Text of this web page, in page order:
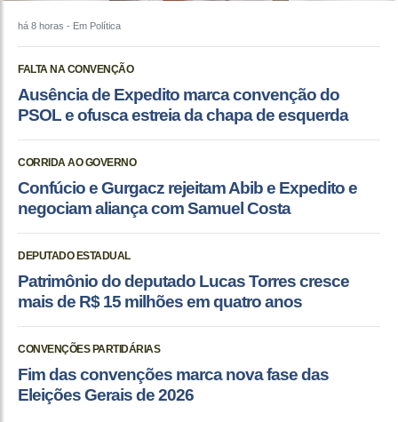
há 8 horas - Em Política
FALTA NA CONVENÇÃO
Ausência de Expedito marca convenção do
PSOL e ofusca estreia da chapa de esquerda
CORRIDA AO GOVERNO
Confúcio e Gurgacz rejeitam Abib e Expedito e
negociam aliança com Samuel Costa
DEPUTADO ESTADUAL
Patrimônio do deputado Lucas Torres cresce
mais de R$ 15 milhões em quatro anos
CONVENÇÕES PARTIDÁRIAS
Fim das convenções marca nova fase das
Eleições Gerais de 2026